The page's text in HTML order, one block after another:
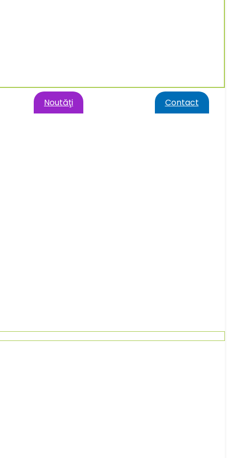
Noutăţi Contact